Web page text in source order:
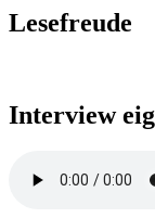
Lesefreude
Interview